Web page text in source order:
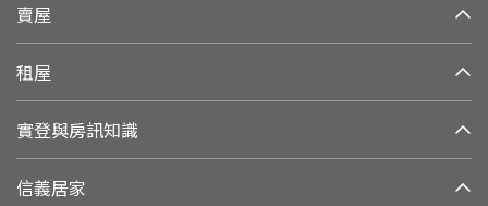
賣屋
租屋
實登與房訊知識
信義居家